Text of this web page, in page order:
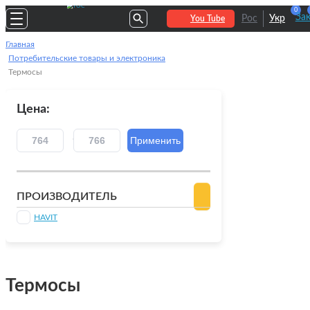
You Tube Рос Укр
0
Главная
Потребительские товары и электроника
Термосы
Цена:
ПРОИЗВОДИТЕЛЬ
HAVIT
Термосы